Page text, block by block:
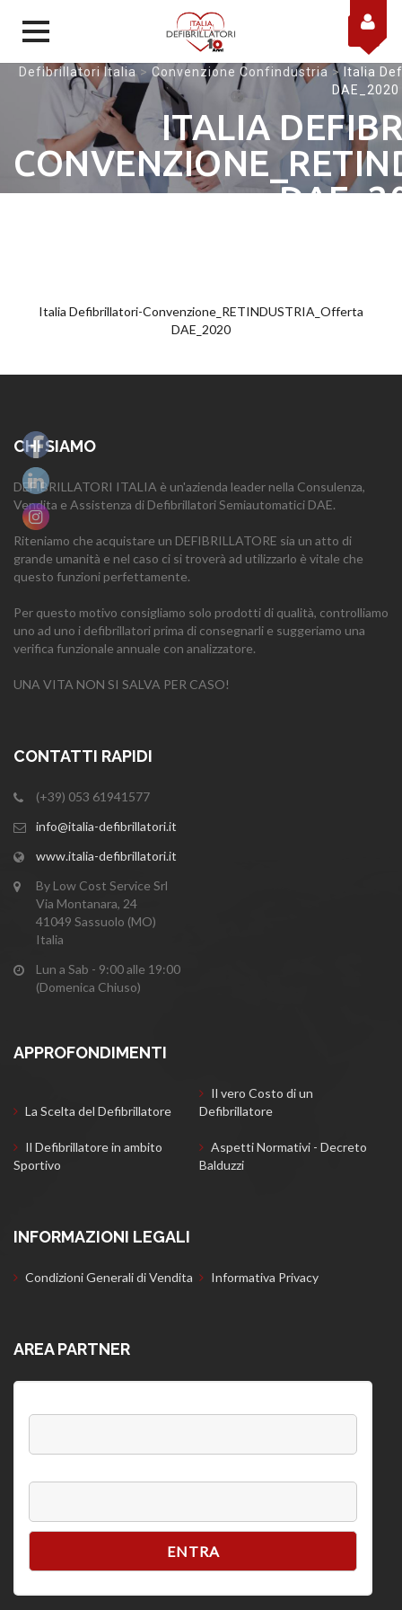
Skip to content
Defibrillatori Italia >Convenzione Confindustria > Italia
DAE_2020
ITALIA
Italia Defibrillatori-Convenzione_RETINDUSTRIA_Offerta
DAE_2020
CHI SIAMO
DEFIBRILLATORI ITALIA è un'azienda leader nella Consulenza,
Vendita e Assistenza di Defibrillatori Semiautomatici DAE.
Riteniamo che acquistare un DEFIBRILLATORE sia un atto di
grande umanità e nel caso ci si troverà ad utilizzarlo è vitale che
questo funzioni perfettamente.
Per questo motivo consigliamo solo prodotti di qualità, controlliamo
uno ad uno i defibrillatori prima di consegnarli e suggeriamo una
verifica funzionale annuale con analizzatore.
UNA VITA NON SI SALVA PER CASO!
CONTATTI RAPIDI
(+39) 053 61941577
info@italia-defibrillatori.it
www.italia-defibrillatori.it
By Low Cost Service Srl
Via Montanara, 24
41049 Sassuolo (MO)
Italia
Lun a Sab - 9:00 alle 19:00
(Domenica Chiuso)
APPROFONDIMENTI
La Scelta del Defibrillatore
Il vero Costo di un
Defibrillatore
Il Defibrillatore in ambito
Sportivo
Aspetti Normativi - Decreto
Balduzzi
INFORMAZIONI LEGALI
Condizioni Generali di Vendita Informativa Privacy
AREA PARTNER